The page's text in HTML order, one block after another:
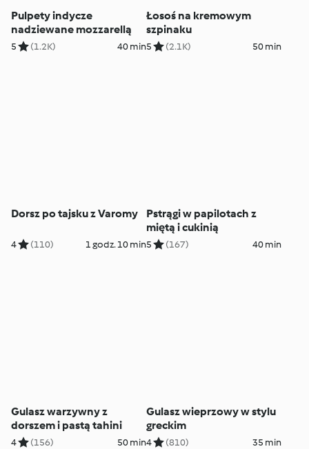
Pulpety indycze
nadziewane mozzarellą
5 (1.2K) 40 min
Łosoś na kremowym
szpinaku
5 (2.1K) 50 min
Dorsz po tajsku z Varomy
4 (110) 1 godz. 10 min
Pstrągi w papilotach z
miętą i cukinią
5 (167) 40 min
Gulasz warzywny z
dorszem i pastą tahini
4 (156) 50 min
Gulasz wieprzowy w stylu
greckim
4 (810) 35 min